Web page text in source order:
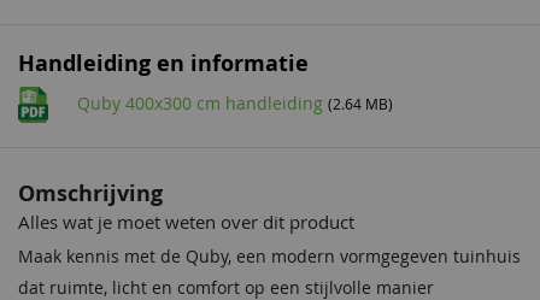
Plaatsing
Wandhoogte 222 cm
Wanddikte 28 mm
Pakket afmeting Ca. 440x118x81 cm
Handleiding en informatie
Quby 400x300 cm handleiding (2.64 MB)
Omschrijving
Alles wat je moet weten over dit product
Maak kennis met de Quby, een modern vormgegeven tuinhuis
dat ruimte, licht en comfort op een stijlvolle manier